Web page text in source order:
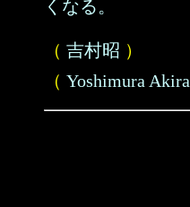
くなる。
（ 吉村昭 ）
（ Yoshimura Akira